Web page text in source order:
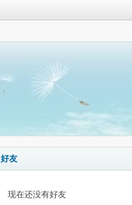
好友
现在还没有好友